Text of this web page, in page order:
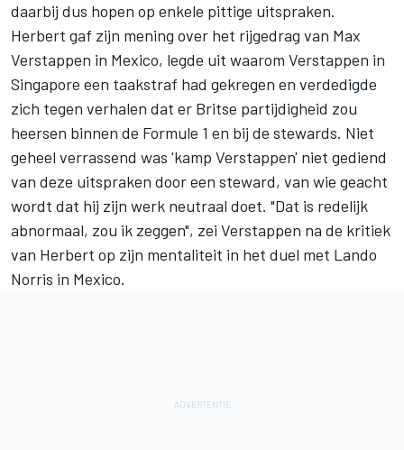
daarbij dus hopen op enkele pittige uitspraken.
Herbert gaf zijn mening over het rijgedrag van Max
Verstappen in Mexico, legde uit waarom Verstappen in
Singapore een taakstraf had gekregen en verdedigde
zich tegen verhalen dat er Britse partijdigheid zou
heersen binnen de Formule 1 en bij de stewards. Niet
geheel verrassend was 'kamp Verstappen' niet gediend
van deze uitspraken door een steward, van wie geacht
wordt dat hij zijn werk neutraal doet. "Dat is redelijk
abnormaal, zou ik zeggen", zei Verstappen na de kritiek
van Herbert op zijn mentaliteit in het duel met Lando
Norris in Mexico.